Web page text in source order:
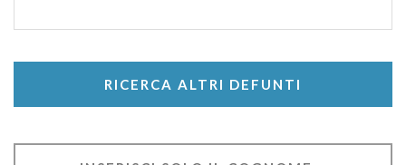
RICERCA ALTRI DEFUNTI